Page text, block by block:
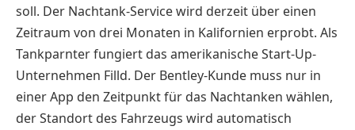
soll. Der Nachtank-Service wird derzeit über einen
Zeitraum von drei Monaten in Kalifornien erprobt. Als
Tankparnter fungiert das amerikanische Start-Up-
Unternehmen Filld. Der Bentley-Kunde muss nur in
einer App den Zeitpunkt für das Nachtanken wählen,
der Standort des Fahrzeugs wird automatisch